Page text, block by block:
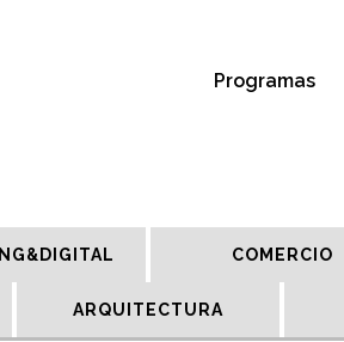
Programas
COMERCIO
ARQUITECTURA